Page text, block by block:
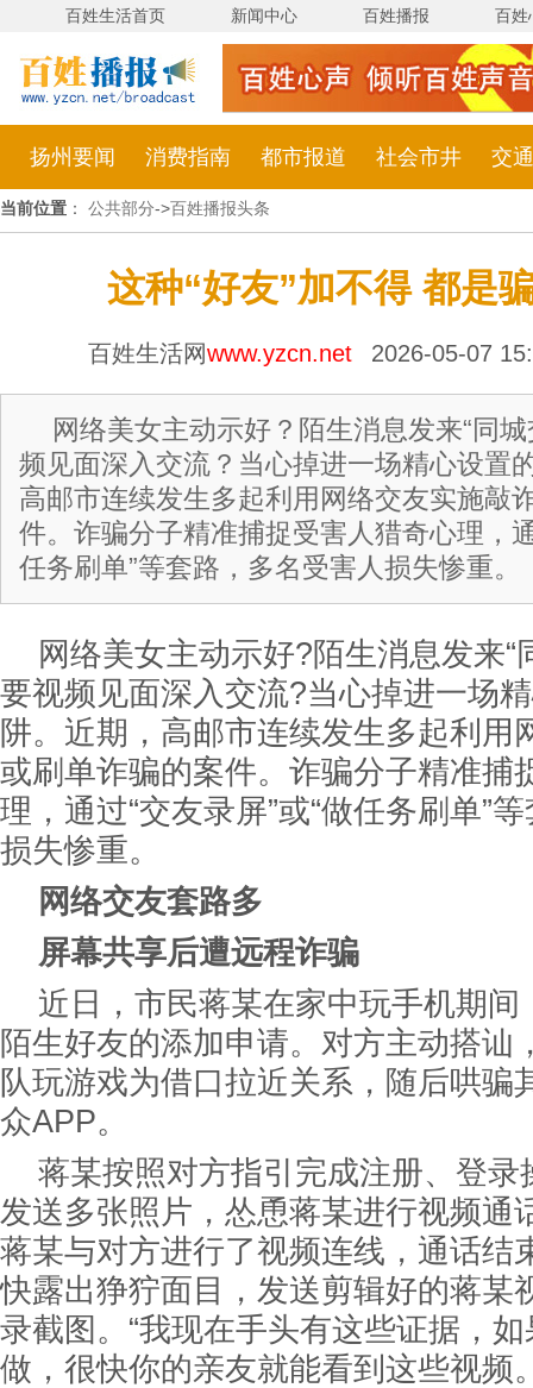
百姓生活首页 新闻中心 百姓播报 百姓
扬州要闻 消费指南 都市报道 社会市井 交
当前位置 ： 公共部分->百姓播报头条
这种“好友”加不得 都是
百姓生活网www.yzcn.net 2026-05-07
网络美女主动示好？陌生消息发来“同
频见面深入交流？当心掉进一场精心设置
高邮市连续发生多起利用网络交友实施敲
件。诈骗分子精准捕捉受害人猎奇心理，
任务刷单”等套路，多名受害人损失惨重。
网络美女主动示好?陌生消息发来“
要视频见面深入交流?当心掉进一场
阱。近期，高邮市连续发生多起利用
或刷单诈骗的案件。诈骗分子精准捕
理，通过“交友录屏”或“做任务刷单”
损失惨重。
网络交友套路多
屏幕共享后遭远程诈骗
近日，市民蒋某在家中玩手机期
陌生好友的添加申请。对方主动搭讪
队玩游戏为借口拉近关系，随后哄骗
众APP。
蒋某按照对方指引完成注册、登录
发送多张照片，怂恿蒋某进行视频通
蒋某与对方进行了视频连线，通话结
快露出狰狞面目，发送剪辑好的蒋某
录截图。“我现在手头有这些证据，
做，很快你的亲友就能看到这些视频